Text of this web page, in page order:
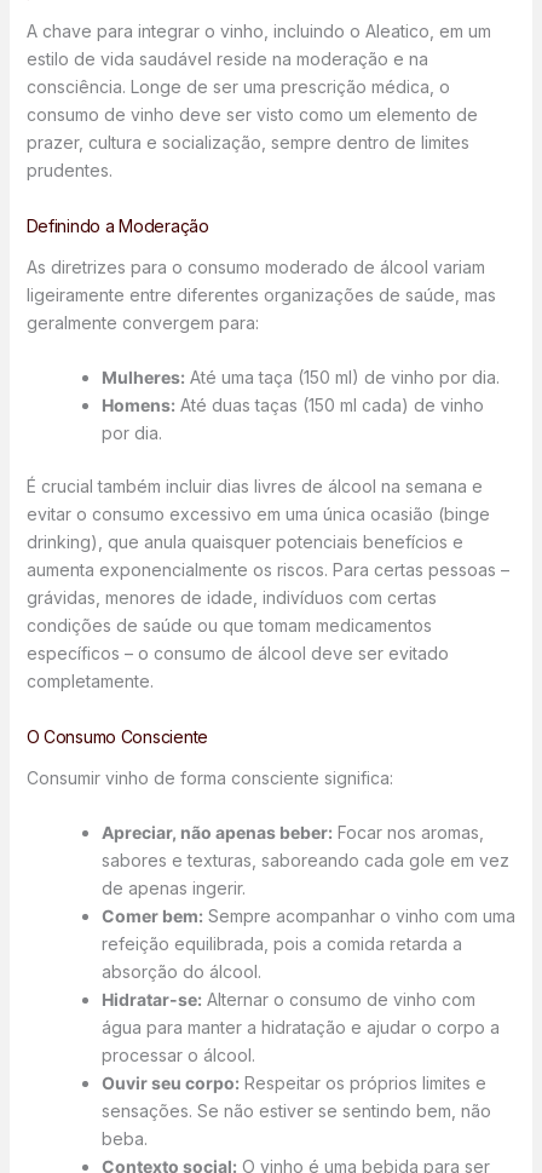
A chave para integrar o vinho, incluindo o Aleatico, em um
estilo de vida saudável reside na moderação e na
consciência. Longe de ser uma prescrição médica, o
consumo de vinho deve ser visto como um elemento de
prazer, cultura e socialização, sempre dentro de limites
prudentes.
Definindo a Moderação
As diretrizes para o consumo moderado de álcool variam
ligeiramente entre diferentes organizações de saúde, mas
geralmente convergem para:
Mulheres: Até uma taça (150 ml) de vinho por dia.
Homens: Até duas taças (150 ml cada) de vinho
por dia.
É crucial também incluir dias livres de álcool na semana e
evitar o consumo excessivo em uma única ocasião (binge
drinking), que anula quaisquer potenciais benefícios e
aumenta exponencialmente os riscos. Para certas pessoas –
grávidas, menores de idade, indivíduos com certas
condições de saúde ou que tomam medicamentos
específicos – o consumo de álcool deve ser evitado
completamente.
O Consumo Consciente
Consumir vinho de forma consciente significa:
Apreciar, não apenas beber: Focar nos aromas,
sabores e texturas, saboreando cada gole em vez
de apenas ingerir.
Comer bem: Sempre acompanhar o vinho com uma
refeição equilibrada, pois a comida retarda a
absorção do álcool.
Hidratar-se: Alternar o consumo de vinho com
água para manter a hidratação e ajudar o corpo a
processar o álcool.
Ouvir seu corpo: Respeitar os próprios limites e
sensações. Se não estiver se sentindo bem, não
beba.
Contexto social: O vinho é uma bebida para ser